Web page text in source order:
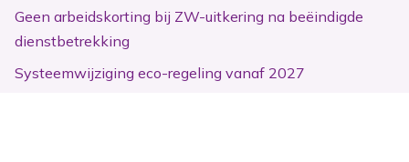
Geen arbeidskorting bij ZW-uitkering na beëindigde
dienstbetrekking
Systeemwijziging eco-regeling vanaf 2027